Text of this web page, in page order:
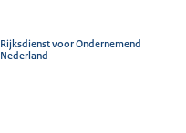
Rijksdienst voor Ondernemend
Nederland